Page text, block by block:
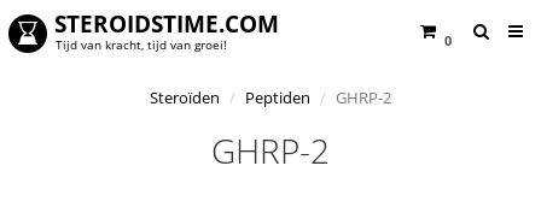
0
STEROIDSTIME.COM
Tijd van kracht, tijd van groei!
Steroïden Peptiden GHRP-2
GHRP-2